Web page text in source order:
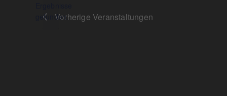
gefunden.Vorherige Veranstaltungen